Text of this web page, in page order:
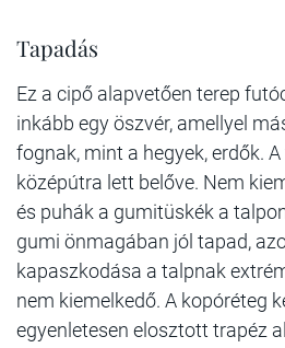
Tapadás
Ez a cipő alapvetően terep
inkább egy öszvér, amellyel
fognak, mint a hegyek, erdők.
középútra lett belőve. Nem
és puhák a gumitüskék a
gumi önmagában jól tapad,
kapaszkodása a talpnak
nem kiemelkedő. A kopóréteg
egyenletesen elosztott trapéz